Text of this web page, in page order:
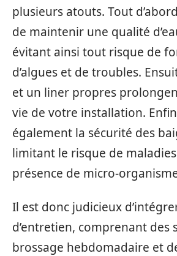
plusieurs atouts. Tout
de maintenir une qualité
évitant ainsi tout risque de
d’algues et de troubles.
et un liner propres
vie de votre installation.
également la sécurité des
limitant le risque de maladies
présence de micro-
Il est donc judicieux
d’entretien, comprenant des
brossage hebdomadaire et